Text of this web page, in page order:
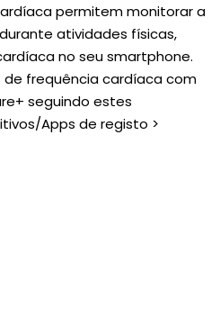
permitem monitorar a
atividades físicas,
no seu smartphone.
frequência cardíaca com
seguindo estes
Apps de registo >